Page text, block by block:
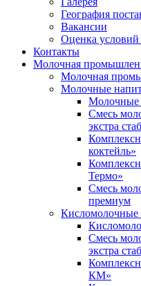
География
Вакансии
Оценка условий
Контакты
Молочная
Молочная
Молочные
Молочные
Смесь
экстра стаб
коктейль»
Термо»
Смесь
премиум
Кисломолочные
Смесь
экстра стаб
КМ»